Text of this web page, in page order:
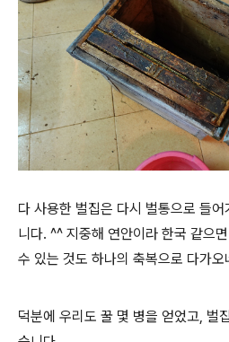
다 사용한 벌집은 다시 벌통으로 들
니다. ^^ 지중해 연안이라 한국 같으
수 있는 것도 하나의 축복으로 다가오
덕분에 우리도 꿀 몇 병을 얻었고, 벌